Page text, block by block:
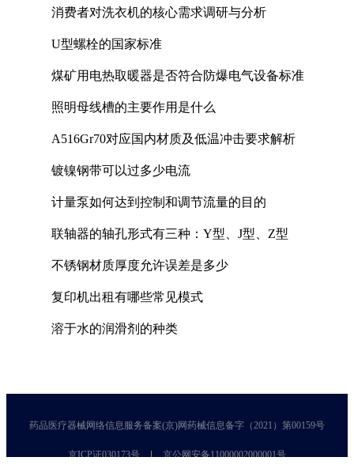
消费者对洗衣机的核心需求调研与分析
U型螺栓的国家标准
煤矿用电热取暖器是否符合防爆电气设备标准
照明母线槽的主要作用是什么
A516Gr70对应国内材质及低温冲击要求解析
镀镍钢带可以过多少电流
计量泵如何达到控制和调节流量的目的
联轴器的轴孔形式有三种：Y型、J型、Z型
不锈钢材质厚度允许误差是多少
复印机出租有哪些常见模式
溶于水的润滑剂的种类
药品医疗器械网络信息服务备案(京)网药械信息备字（2021）第00159号
京ICP证030173号 京公网安备11000002000001号